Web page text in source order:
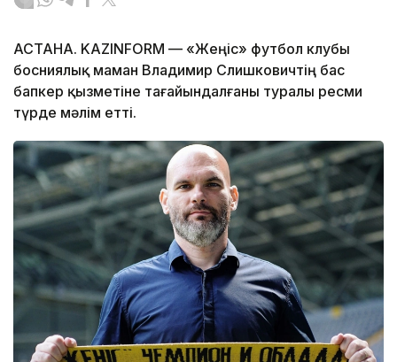
АСТАНА. KAZINFORM — «Жеңіс» футбол клубы
босниялық маман Владимир Слишковичтің бас
бапкер қызметіне тағайындалғаны туралы ресми
түрде мәлім етті.